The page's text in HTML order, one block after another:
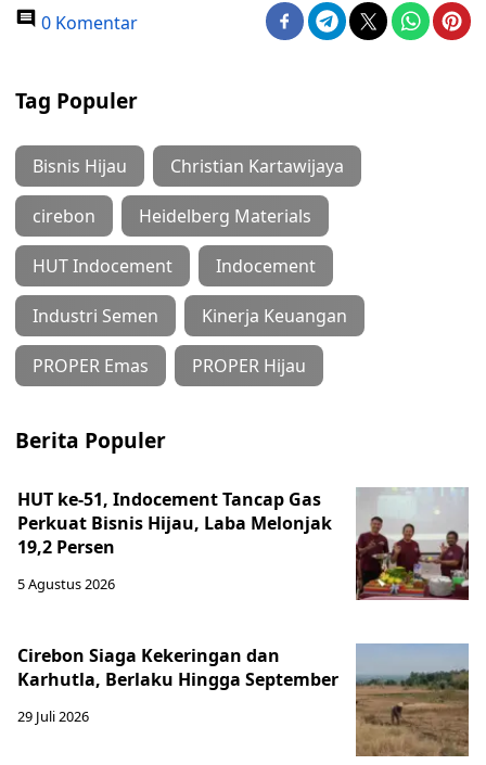
0 Komentar
Tag Populer
Bisnis Hijau Christian Kartawijaya
cirebon Heidelberg Materials
HUT Indocement Indocement
Industri Semen Kinerja Keuangan
PROPER Emas PROPER Hijau
Berita Populer
HUT ke-51, Indocement Tancap Gas
Perkuat Bisnis Hijau, Laba Melonjak
19,2 Persen
5 Agustus 2026
Cirebon Siaga Kekeringan dan
Karhutla, Berlaku Hingga September
29 Juli 2026